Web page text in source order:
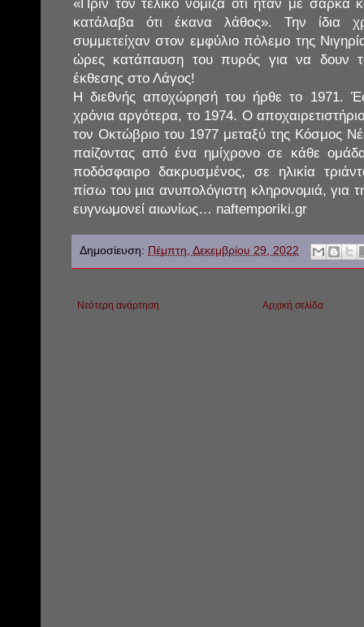
«Πριν τον τελικό νόμιζα ότι ήταν με
κατάλαβα ότι έκανα λάθος». Την ίδια
συμμετείχαν στον εμφύλιο πόλεμο της
ώρες κατάπαυση του πυρός για να δουν
έκθεσης στο Λάγος!
Η διεθνής αποχώρησή του ήρθε το 1971.
χρόνια αργότερα, το 1974. Ο
τον Οκτώβριο του 1977 μεταξύ της Κόσμος
παίζοντας από ένα ημίχρονο σε κάθε
ποδόσφαιρο δακρυσμένος, σε ηλικία
πίσω του μια ανυπολόγιστη κληρονομιά, για
ευγνωμονεί αιωνίως… naftemporiki.gr
Δημοσίευση: Πέμπτη, Δεκεμβρίου 29, 2022
Νεότερη ανάρτηση Αρχική σελίδα